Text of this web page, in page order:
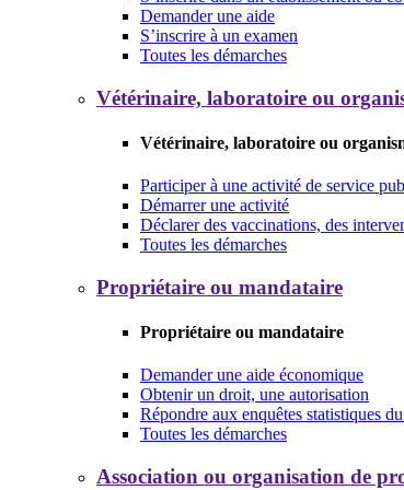
Demander une aide
S’inscrire à un examen
Toutes les démarches
Vétérinaire, laboratoire ou
Vétérinaire, laboratoire ou
Participer à une activité de service
Démarrer une activité
Déclarer des vaccinations, des
Toutes les démarches
Propriétaire ou mandataire
Propriétaire ou mandataire
Demander une aide économique
Obtenir un droit, une autorisation
Répondre aux enquêtes statistiques
Toutes les démarches
Association ou organisation de